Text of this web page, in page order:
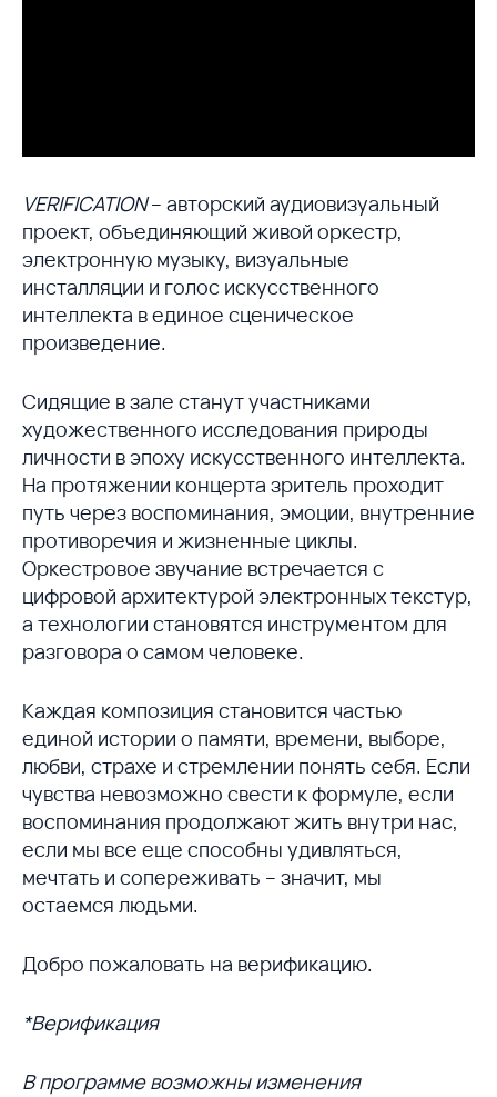
VERIFICATION– авторский аудиовизуальный
проект, объединяющий живой оркестр,
электронную музыку, визуальные
инсталляции и голос искусственного
интеллекта в единое сценическое
произведение.
Сидящие в зале станут участниками
художественного исследования природы
личности в эпоху искусственного интеллекта.
На протяжении концерта зритель проходит
путь через воспоминания, эмоции, внутренние
противоречия и жизненные циклы.
Оркестровое звучание встречается с
цифровой архитектурой электронных текстур,
а технологии становятся инструментом для
разговора о самом человеке.
Каждая композиция становится частью
единой истории о памяти, времени, выборе,
любви, страхе и стремлении понять себя. Если
чувства невозможно свести к формуле, если
воспоминания продолжают жить внутри нас,
если мы все еще способны удивляться,
мечтать и сопереживать – значит, мы
остаемся людьми.
Добро пожаловать на верификацию.
*Верификация
В программе возможны изменения